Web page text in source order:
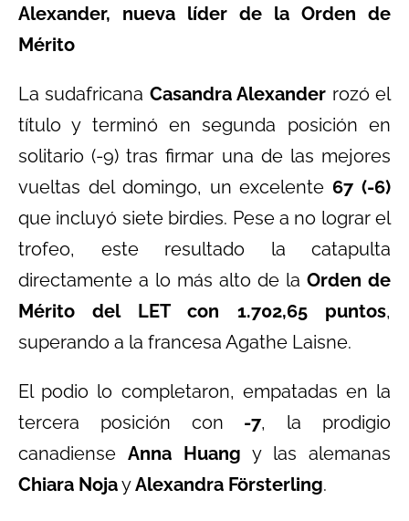
Alexander, nueva líder de la Orden de
Mérito
La sudafricana Casandra Alexander rozó el
título y terminó en segunda posición en
solitario (-9) tras firmar una de las mejores
vueltas del domingo, un excelente 67 (-6)
que incluyó siete birdies. Pese a no lograr el
trofeo, este resultado la catapulta
directamente a lo más alto de la Orden de
Mérito del LET con 1.702,65 puntos,
superando a la francesa Agathe Laisne.
El podio lo completaron, empatadas en la
tercera posición con -7, la prodigio
canadiense Anna Huang y las alemanas
Chiara NojayAlexandra Försterling.